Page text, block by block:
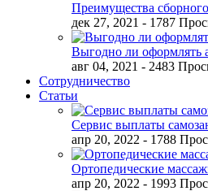
Преимущества сборного
дек 27, 2021 - 1787
Выгодно ли оформлять
авг 04, 2021 - 2483
Сотрудничество
Статьи
Сервис выплаты
апр 20, 2022 - 1788
Ортопедические
апр 20, 2022 - 1993